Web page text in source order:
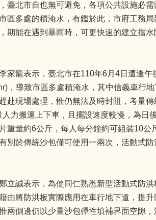
臺北市自也無可避免，各項公共設施必
區多處的積淹水，有鑑於此，市府工務
期能在遇到暴雨時，可更快速的建立擋
家龍表示，臺北市在110年6月4日遭逢
，導致市區多處積淹水，其中信義車行
赴現場處理，惟仍無法及時封阻，考量
力搬運上下車，且擺設速度較慢，為日
重量約6公斤，每人每分鐘約可組裝10
別於傳統沙包僅可使用一兩次，活動式
立誠表示，為使同仁熟悉新型活動式防
由將防洪板實際應用在車行地下道，提
兩側邊仍以少量沙包彈性填補界面空隙